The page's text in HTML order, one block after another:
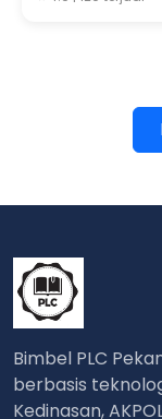
Bimbel PLC
berbasis
Kedinasan,